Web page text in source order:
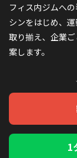
フィス内ジムへ
シンをはじめ、
取り揃え、企業
案します。
1